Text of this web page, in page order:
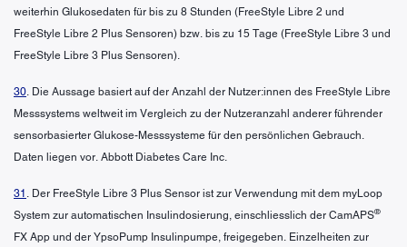
weiterhin Glukosedaten für bis zu 8 Stunden (FreeStyle Libre 2 und
FreeStyle Libre 2 Plus Sensoren) bzw. bis zu 15 Tage (FreeStyle Libre 3 und
FreeStyle Libre 3 Plus Sensoren).
30. Die Aussage basiert auf der Anzahl der Nutzer:innen des FreeStyle Libre
Messsystems weltweit im Vergleich zu der Nutzeranzahl anderer führender
sensorbasierter Glukose-Messsysteme für den persönlichen Gebrauch.
Daten liegen vor. Abbott Diabetes Care Inc.
31 . Der FreeStyle Libre 3 Plus Sensor ist zur Verwendung mit dem myLoop
System zur automatischen Insulindosierung, einschliesslich der CamAPS®
FX App und der YpsoPump Insulinpumpe, freigegeben. Einzelheiten zur